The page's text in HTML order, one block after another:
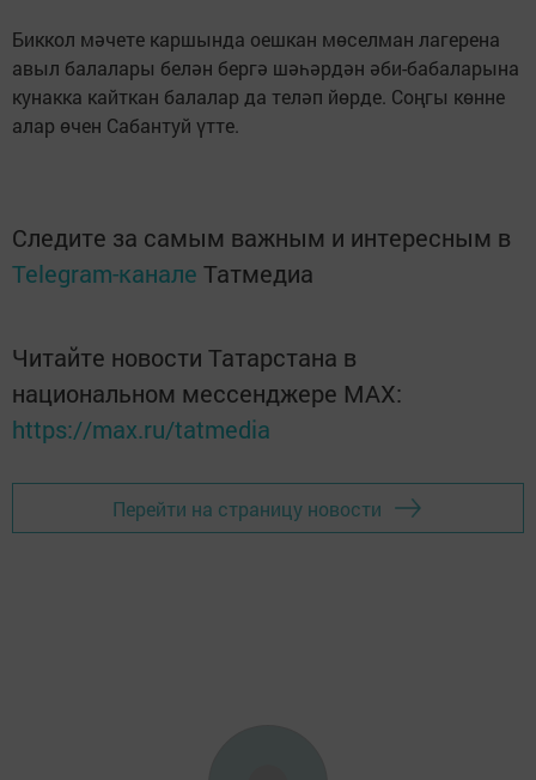
Биккол мәчете каршында оешкан мөселман лагерена
авыл балалары белән бергә шәһәрдән әби-бабаларына
кунакка кайткан балалар да теләп йөрде. Соңгы көнне
алар өчен Сабантуй үтте.
Следите за самым важным и интересным в
Telegram-канале Татмедиа
Читайте новости Татарстана в
национальном мессенджере MАХ:
https://max.ru/tatmedia
Перейти на страницу новости